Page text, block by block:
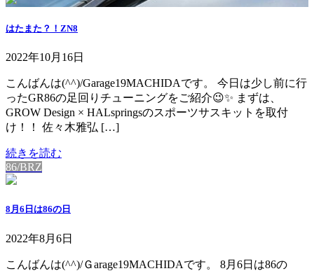
はたまた？！ZN8
2022年10月16日
こんばんは(^^)/Garage19MACHIDAです。 今日は少し前に行
ったGR86の足回りチューニングをご紹介😉✨ まずは、
GROW Design × HALspringsのスポーツサスキットを取付
け！！ 佐々木雅弘 […]
続きを読む
86/BRZ
8月6日は86の日
2022年8月6日
こんばんは(^^)/Ｇarage19MACHIDAです。 8月6日は86の